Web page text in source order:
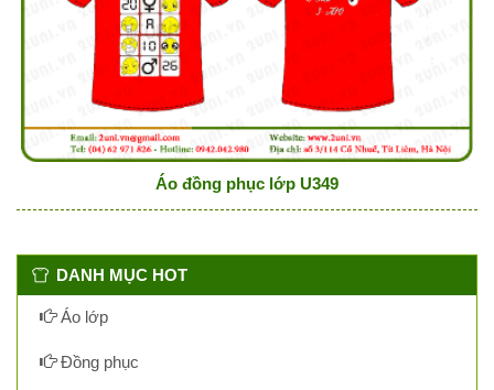
Áo đồng phục lớp U349
DANH MỤC HOT
Áo lớp
Đồng phục